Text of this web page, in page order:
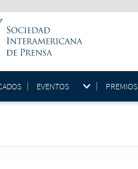
EVENTOS PREMIOS